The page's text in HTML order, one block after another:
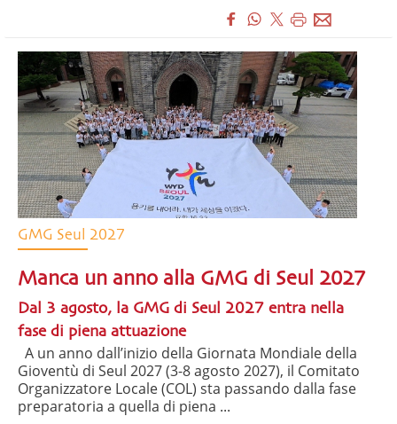
GMG Seul 2027
Manca un anno alla GMG di Seul 2027
Dal 3 agosto, la GMG di Seul 2027 entra nella
fase di piena attuazione
A un anno dall’inizio della Giornata Mondiale della
Gioventù di Seul 2027 (3-8 agosto 2027), il Comitato
Organizzatore Locale (COL) sta passando dalla fase
preparatoria a quella di piena ...